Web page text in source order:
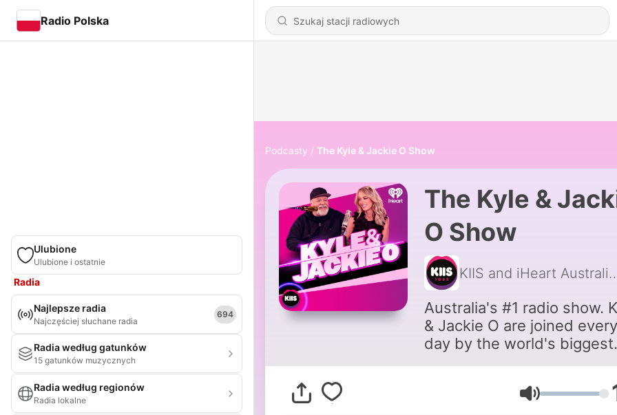
Radio Polska
Ulubione
Ulubione i ostatnie
Radia
Najlepsze radia
Najczęściej słuchane radia
694
Radia według gatunków
15 gatunków muzycznych
Radia według regionów
Radia lokalne
Podcasty The Kyle & Jackie O Show
The Kyle &
O Show
KIIS and
Australia's #1 radio show.
& Jackie O are joined every
day by the world's biggest
mini best-bit episodes for
Głośność